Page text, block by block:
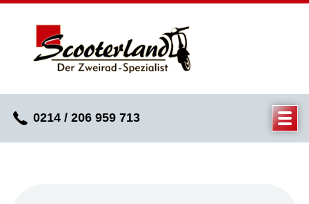
0214 / 206 959 713